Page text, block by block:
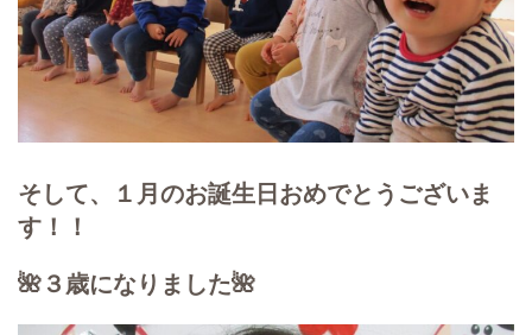
そして、１月のお誕生日おめでとうございま
す！！
🌺３歳になりました🌺